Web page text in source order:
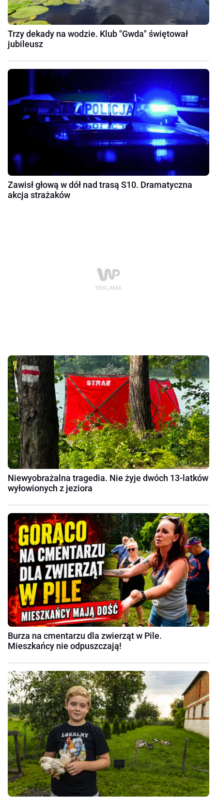
Trzy dekady na wodzie. Klub "Gwda" świętował
jubileusz
Zawisł głową w dół nad trasą S10. Dramatyczna
akcja strażaków
Niewyobrażalna tragedia. Nie żyje dwóch 13-latków
wyłowionych z jeziora
Burza na cmentarzu dla zwierząt w Pile.
Mieszkańcy nie odpuszczają!